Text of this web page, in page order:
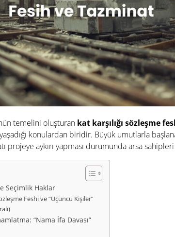
temelini oluşturan kat karşılığı sözleşme
konulardan biridir. Büyük umutlarla
projeye aykırı yapması durumunda arsa sahipleri
Seçimlik Haklar
Feshi ve “Üçüncü Kişiler”
“Nama İfa Davası”